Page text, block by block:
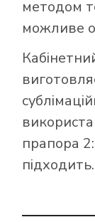
методом
можливе
прапора
підходить.